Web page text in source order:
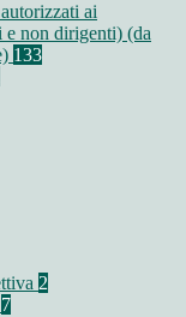
ai
non dirigenti) (da
133
2
7